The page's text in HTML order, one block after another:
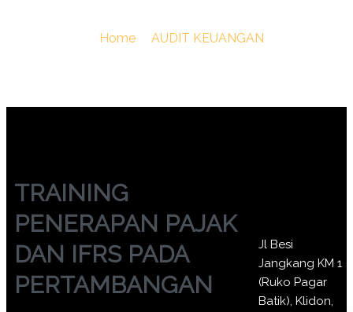
Home AUDIT KEUANGAN
TRAINING
PENERAPAN PAJAK
DAN IFRS PADA
PERTAMBANGAN
Jl Besi
Jangkang KM 1
(Ruko Pagar
Batik), Klidon,